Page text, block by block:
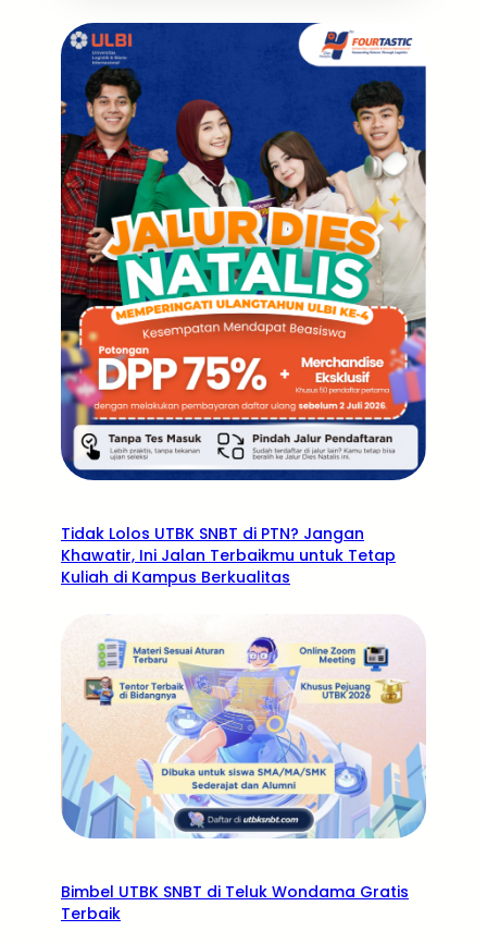
Tidak Lolos UTBK SNBT di PTN? Jangan
Khawatir, Ini Jalan Terbaikmu untuk Tetap
Kuliah di Kampus Berkualitas
Bimbel UTBK SNBT di Teluk Wondama Gratis
Terbaik